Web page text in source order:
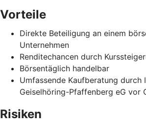
Vorteile
Direkte Beteiligung an einem
Unternehmen
Renditechancen durch
Börsentäglich handelbar
Umfassende Kaufberatung durch
Geiselhöring-Pfaffenberg eG vor
Risiken